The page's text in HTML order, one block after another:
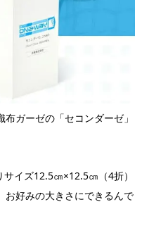
ガーゼの「セコンダーゼ」
イズ12.5㎝×12.5㎝（4折）
お好みの大きさにできるんで